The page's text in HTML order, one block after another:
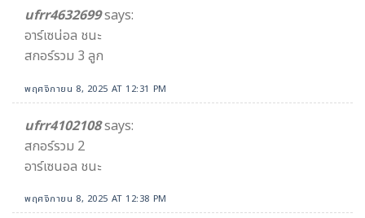
ufrr4632699says:
อาร์เซน่อล ชนะ
สกอร์รวม 3 ลูก
พฤศจิกายน 8, 2025 AT 12:31 PM
ufrr4102108says:
สกอร์รวม 2
อาร์เซนอล ชนะ
พฤศจิกายน 8, 2025 AT 12:38 PM